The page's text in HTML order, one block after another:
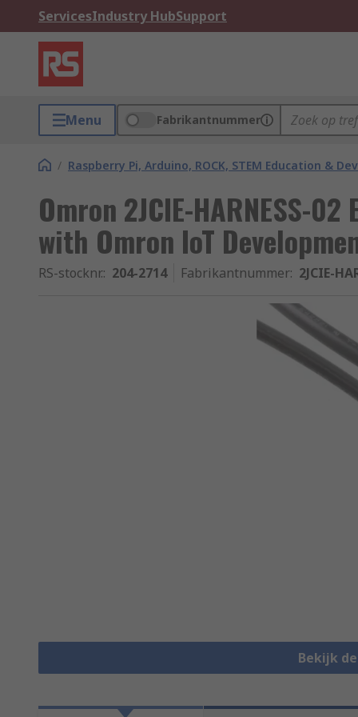
ServicesIndustry HubSupport
Menu Fabrikantnummer
/ Raspberry Pi, Arduino, ROCK, STEM Education &
Omron 2JCIE-HARNESS-
with Omron IoT
RS-stocknr.: 204-2714 Fabrikantnummer: 2JCIE-
Bekijk